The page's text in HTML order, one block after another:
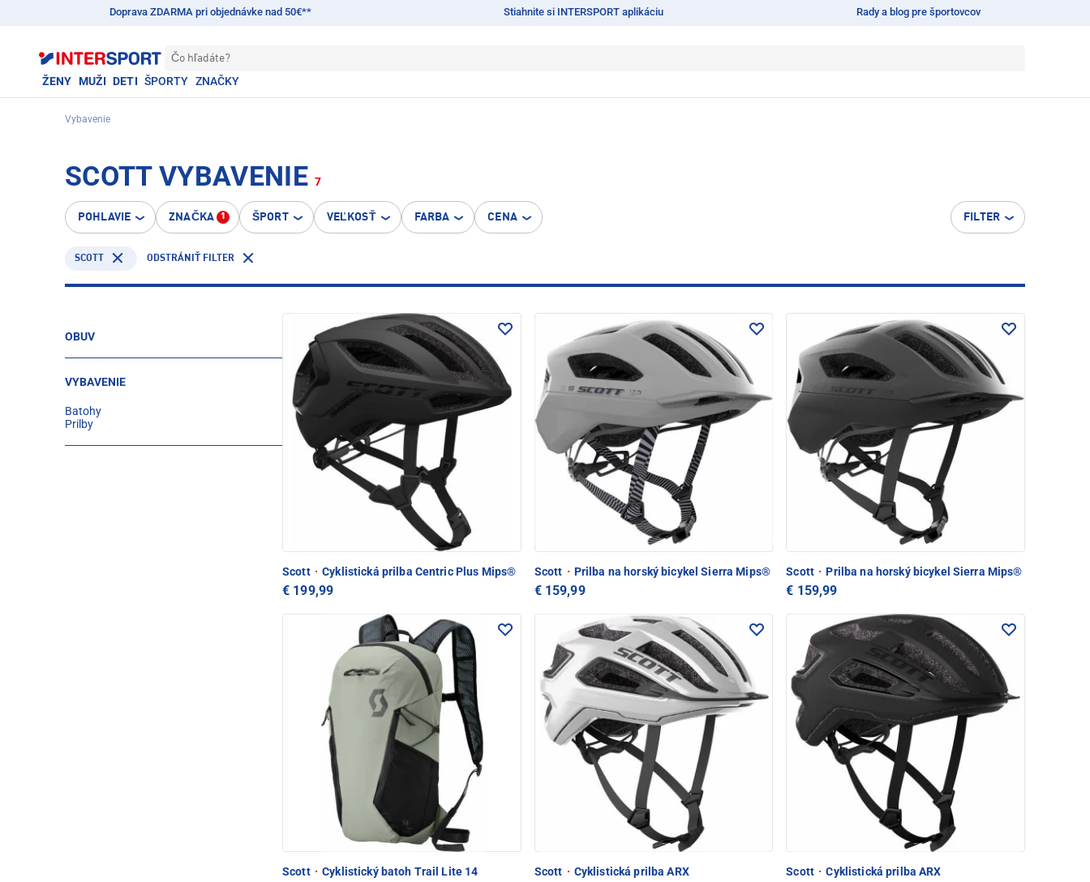
Doprava ZDARMA pri objednávke nad 50€** Stiahnite si INTERSPORT aplikáciu Rady a blog pre športovcov
Čo hľadáte?
ŽENY MUŽI DETI ŠPORTY ZNAČKY
Vybavenie
SCOTT VYBAVENIE 7
POHLAVIE ZNAČKA 1 ŠPORT VEĽKOSŤ FARBA CENA FILTER
SCOTT ODSTRÁNIŤ FILTER
OBUV
VYBAVENIE
Batohy
Prilby
Scott · Cyklistická prilba Centric Plus Mips®
€ 199,99
Scott · Prilba na horský bicykel Sierra Mips®
€ 159,99
Scott · Prilba na horský bicykel Sierra Mips®
€ 159,99
Scott · Cyklistický batoh Trail Lite 14 Scott · Cyklistická prilba ARX Scott · Cyklistická prilba ARX